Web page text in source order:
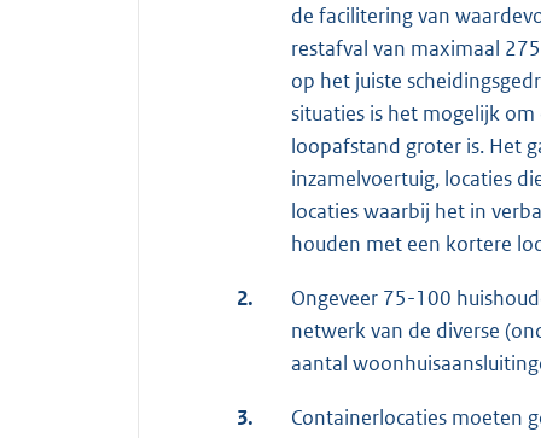
de facilitering van
restafval van maximaal
op het juiste
situaties is het mogelijk
loopafstand groter is. Het
inzamelvoertuig, locaties
locaties waarbij het in
houden met een kortere
2.
Ongeveer 75-100
netwerk van de diverse
aantal
3.
Containerlocaties moeten